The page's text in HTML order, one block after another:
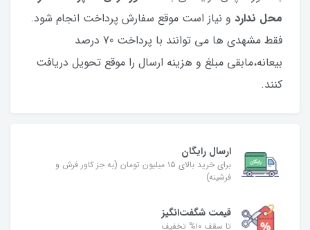
محل ندارد و نیاز است موقع سفارش پرداخت انجام شود.
فقط مشهدی ها می توانند با پرداخت 70 درصد
بیعانه،مابقی مبلغ و هزینه ارسال را موقع تحویل دریافت
کنند.
ارسال رایگان
برای خرید بالای ۱۵ میلیون تومان (به جز کاور فرش و
فرشینه)
قیمت شگفت‌انگیز
تا سقف ۱۰% تخفیف